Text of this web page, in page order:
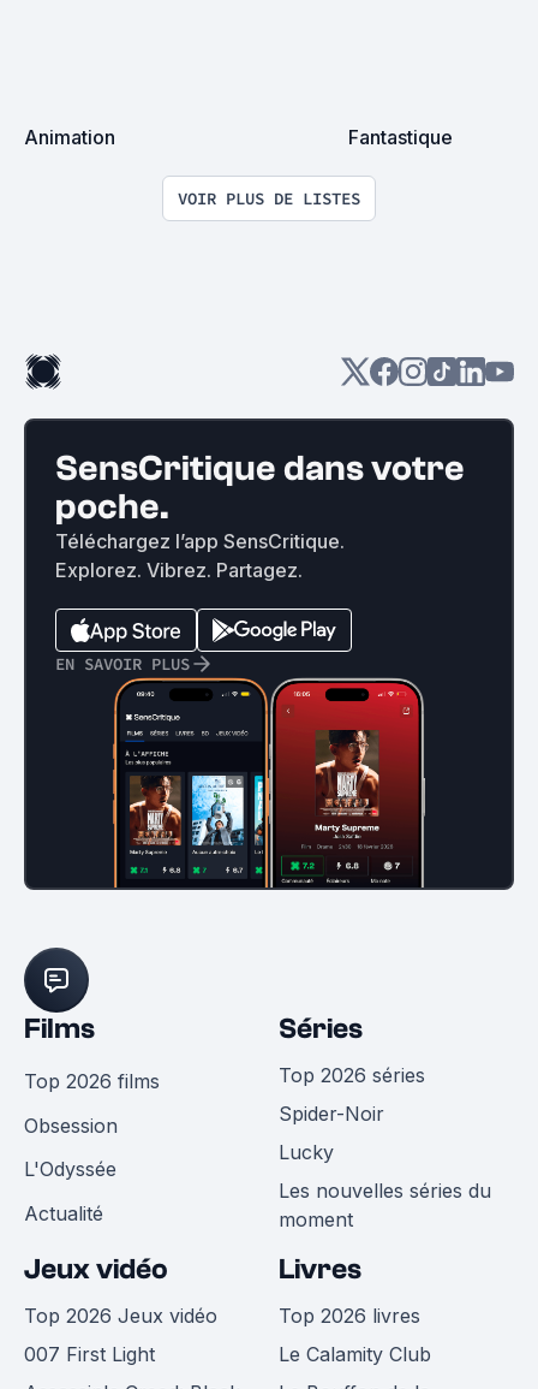
Animation Fantastique
VOIR PLUS DE LISTES
SensCritique dans votre
poche.
Téléchargez l’app SensCritique.
Explorez. Vibrez. Partagez.
EN SAVOIR PLUS
Films
Top 2026 films
Obsession
L'Odyssée
Actualité
Séries
Top 2026 séries
Spider-Noir
Lucky
Les nouvelles séries du
moment
Jeux vidéo
Top 2026 Jeux vidéo
007 First Light
Livres
Top 2026 livres
Le Calamity Club